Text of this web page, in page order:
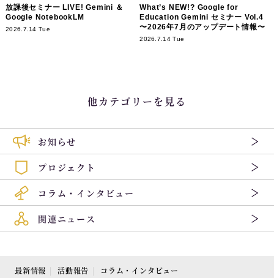
放課後セミナー LIVE! Gemini ＆
Google NotebookLM
2026.7.14 Tue
What’s NEW!? Google for
Education Gemini セミナー Vol.4
〜2026年7月のアップデート情報〜
2026.7.14 Tue
他カテゴリーを見る
お知らせ
プロジェクト
コラム・インタビュー
関連ニュース
最新情報 活動報告 コラム・インタビュー